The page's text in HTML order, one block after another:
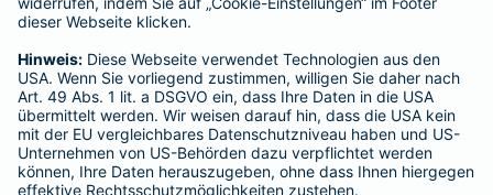
Adresse ändern
Schaden melden
Kilometerstandsmeldung
Serviceübersicht